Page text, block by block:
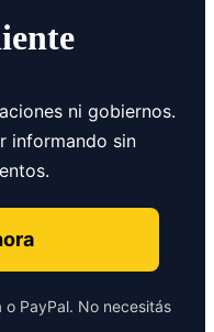
ni gobiernos.
informando sin
PayPal. No necesitás